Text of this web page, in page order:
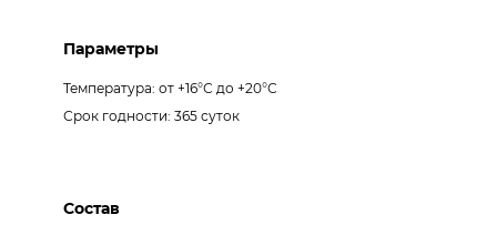
Параметры
Температура: от +16°С до +20°С
Срок годности: 365 суток
Состав